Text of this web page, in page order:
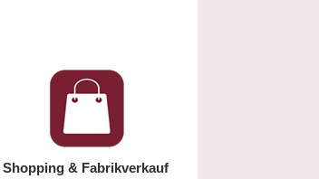
Shopping & Fabrikverkauf